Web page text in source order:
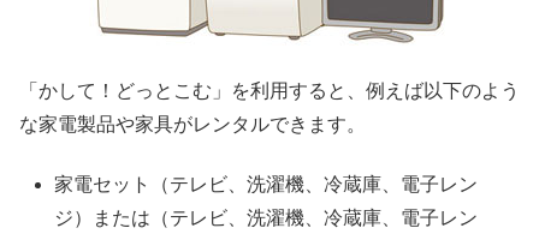
「かして！どっとこむ」を利用すると、例えば以下のよう
な家電製品や家具がレンタルできます。
家電セット（テレビ、洗濯機、冷蔵庫、電子レン
ジ）または（テレビ、洗濯機、冷蔵庫、電子レン